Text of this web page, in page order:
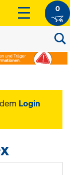
0
Login